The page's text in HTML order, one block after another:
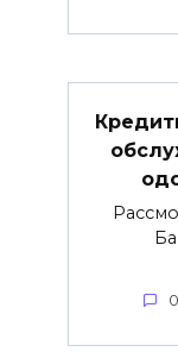
0